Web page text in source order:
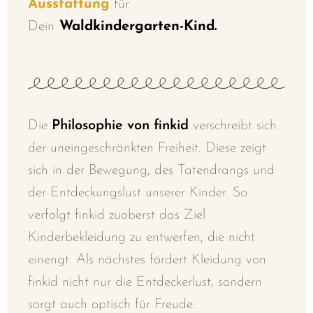
Ausstattung für
Dein Waldkindergarten-Kind.
Die Philosophie von finkid verschreibt sich
der uneingeschränkten Freiheit. Diese zeigt
sich in der Bewegung, des Tatendrangs und
der Entdeckungslust unserer Kinder. So
verfolgt finkid zuoberst das Ziel
Kinderbekleidung zu entwerfen, die nicht
einengt. Als nächstes fördert Kleidung von
finkid nicht nur die Entdeckerlust, sondern
sorgt auch optisch für Freude.